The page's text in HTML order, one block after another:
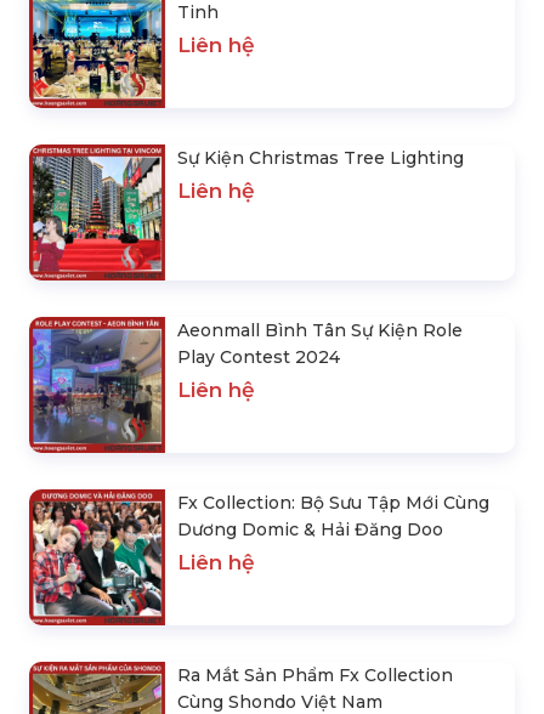
Tinh
Liên hệ
Sự Kiện Christmas Tree Lighting
Liên hệ
Aeonmall Bình Tân Sự Kiện Role
Play Contest 2024
Liên hệ
Fx Collection: Bộ Sưu Tập Mới Cùng
Dương Domic & Hải Đăng Doo
Liên hệ
Ra Mắt Sản Phẩm Fx Collection
Cùng Shondo Việt Nam